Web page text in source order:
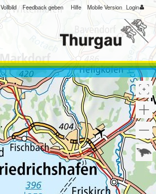
Vollbild Feedback geben Hilfe Mobile Version Login